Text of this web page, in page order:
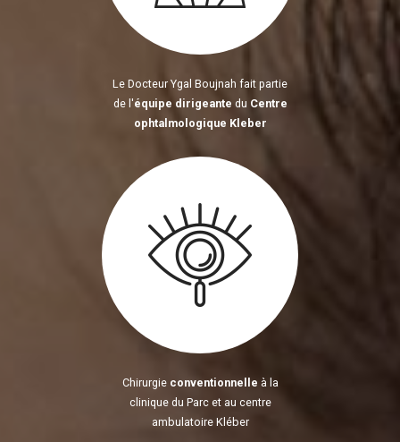
Le Docteur Ygal Boujnah fait partie
de l'équipe dirigeante du Centre
ophtalmologique Kleber
Chirurgie conventionnelle à la
clinique du Parc et au centre
ambulatoire Kléber